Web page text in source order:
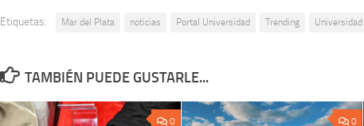
Etiquetas: Mar del Plata noticias Portal Universidad Trending
TAMBIÉN PUEDE GUSTARLE...
0 0